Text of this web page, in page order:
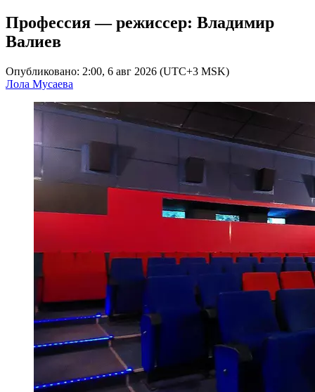
Профессия — режиссер: Владимир
Валиев
Опубликовано: 2:00, 6 авг 2026 (UTC+3 MSK)
Лола Мусаева